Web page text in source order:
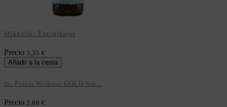
Mikkeller Energibajer
Precio 3,35 €
Añadir a la cesta
St. Peters Without GOLD Sin...
Precio 2,80 €